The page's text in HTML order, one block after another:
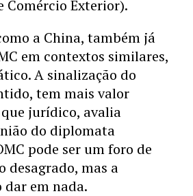
Comércio Exterior).
a China, também já
em contextos similares,
A sinalização do
tem mais valor
jurídico, avalia
do diplomata
pode ser um foro de
desagrado, mas a
dar em nada.